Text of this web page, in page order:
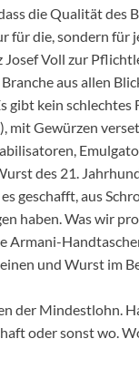
die Qualität des
für die, sondern für
Josef Voll zur
aus allen
gibt kein schlechtes
mit Gewürzen
des 21.
geschafft, aus
haben. Was wir
Armani-
und Wurst im
der Mindestlohn.
oder sonst wo.